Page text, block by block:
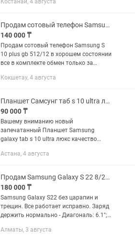
Коробка есть. Отлично подойдет для
Костанай, 4 августа
Продам сотовый телефон Samsung S10 plus в хорошем состоянии все в комплекте
140 000 ₸
Продам сотовый телефон Samsung S
10 plus gb 512/12 в хорошем состоянии
все в комплекте обмен только за
внимательно!!!
Кокшетау, 4 августа
Планшет Самсунг таб s 10 ultra люкс качество
90 000 ₸
Вашему вниманию новый
запечатанный Планшет Samsung
galaxy tab s 10 ultra люкс качество
50 мгп Экран амолед В комплекте
сочный...
Астана, 4 августа
Продам Samsung Galaxy S 22 8/256 Gb
180 000 ₸
Samsung Galaxy S22 без царапин и
трещин. Все работает исправно. Заряд
держить нормально - Диагональ: 6.1"; -
ОЗУ: 8 ГБ; - Коробка: есть; - Состояние:
Алматы, 3 августа